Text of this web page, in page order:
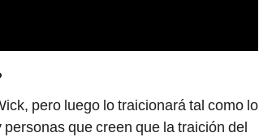
pero luego lo traicionará tal como lo
personas que creen que la traición del